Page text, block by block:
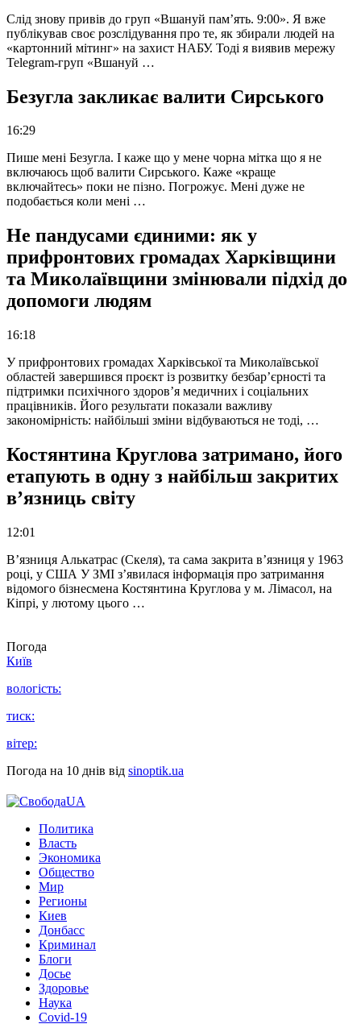
Слід знову привів до груп «Вшануй пам’ять. 9:00». Я вже
публікував своє розслідування про те, як збирали людей на
«картонний мітинг» на захист НАБУ. Тоді я виявив мережу
Telegram-груп «Вшануй …
Безугла закликає валити Сирського
16:29
Пише мені Безугла. І каже що у мене чорна мітка що я не
включаюсь щоб валити Сирського. Каже «краще
включайтесь» поки не пізно. Погрожує. Мені дуже не
подобається коли мені …
Не пандусами єдиними: як у
прифронтових громадах Харківщини
та Миколаївщини змінювали підхід до
допомоги людям
16:18
У прифронтових громадах Харківської та Миколаївської
областей завершився проєкт із розвитку безбар’єрності та
підтримки психічного здоров’я медичних і соціальних
працівників. Його результати показали важливу
закономірність: найбільші зміни відбуваються не тоді, …
Костянтина Круглова затримано, його
етапують в одну з найбільш закритих
в’язниць світу
12:01
В’язниця Алькатрас (Скеля), та сама закрита в’язниця у 1963
році, у США У ЗМІ з’явилася інформація про затримання
відомого бізнесмена Костянтина Круглова у м. Лімасол, на
Кіпрі, у лютому цього …
Погода
Київ
вологість:
тиск:
вітер:
Погода на 10 днів від sinoptik.ua
Политика
Власть
Экономика
Общество
Мир
Регионы
Киев
Донбасс
Криминал
Блоги
Досье
Здоровье
Наука
Covid-19